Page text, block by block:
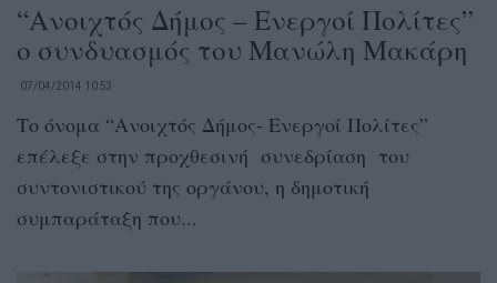
“Ανοιχτός Δήμος – Ενεργοί Πολίτες”
ο συνδυασμός του Μανώλη Μακάρη
07/04/2014 10:53
Το όνομα “Ανοιχτός Δήμος- Ενεργοί Πολίτες”
επέλεξε στην προχθεσινή συνεδρίαση του
συντονιστικού της οργάνου, η δημοτική
συμπαράταξη που...